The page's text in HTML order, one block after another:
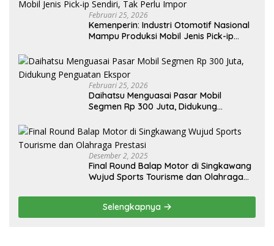
Februari 25, 2026
Kemenperin: Industri Otomotif Nasional
Mampu Produksi Mobil Jenis Pick-ip
Februari 25, 2026
Daihatsu Menguasai Pasar Mobil
Segmen Rp 300 Juta, Didukung
Desember 2, 2025
Final Round Balap Motor di Singkawang
Wujud Sports Tourisme dan Olahraga
Selengkapnya